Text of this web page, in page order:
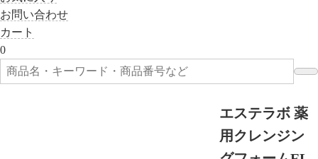
お問い合わせ
カート
0
エステラボ 薬
用クレンジン